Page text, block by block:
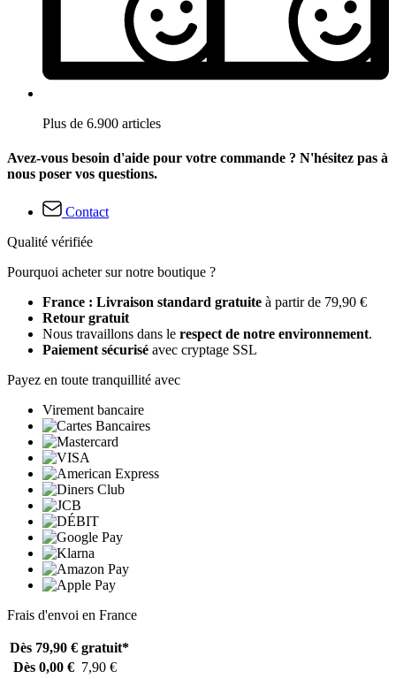
Plus de 6.900 articles
Avez-vous besoin d'aide pour votre commande ? N'hésitez pas à
nous poser vos questions.
Contact
Qualité vérifiée
Pourquoi acheter sur notre boutique ?
France : Livraison standard gratuite à partir de 79,90 €
Retour gratuit
Nous travaillons dans le respect de notre environnement.
Paiement sécurisé avec cryptage SSL
Payez en toute tranquillité avec
Virement bancaire
Frais d'envoi en France
Dès 79,90 € gratuit*
Dès 0,00 € 7,90 €